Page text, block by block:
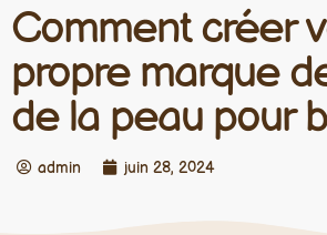
Comment créer
propre marque
de la peau pour
admin juin 28, 2024